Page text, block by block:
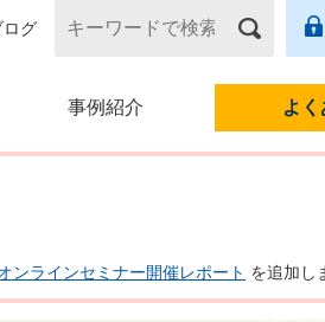
ログ
事例紹介 よ
ンドウで開く)
ンラインセミナー開催レポート を追加し